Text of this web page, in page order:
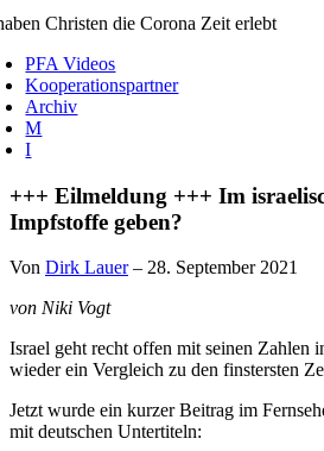
Christen die Corona Zeit erlebt
PFA Videos
Kooperationspartner
Archiv
M
I
+++ Eilmeldung +++ Im
Impfstoffe geben?
Von Dirk Lauer– 28. September 2021
von Niki Vogt
Israel geht recht offen mit seinen Zahlen
wieder ein Vergleich zu den finstersten
Jetzt wurde ein kurzer Beitrag im
mit deutschen Untertiteln: